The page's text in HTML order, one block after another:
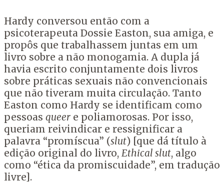
Hardy conversou então com a
psicoterapeuta Dossie Easton, sua amiga, e
propôs que trabalhassem juntas em um
livro sobre a não monogamia. A dupla já
havia escrito conjuntamente dois livros
sobre práticas sexuais não convencionais
que não tiveram muita circulação. Tanto
Easton como Hardy se identificam como
pessoas queer e poliamorosas. Por isso,
queriam reivindicar e ressignificar a
palavra “promíscua” (slut) [que dá título à
edição original do livro, Ethical slut, algo
como “ética da promiscuidade”, em tradução
livre].